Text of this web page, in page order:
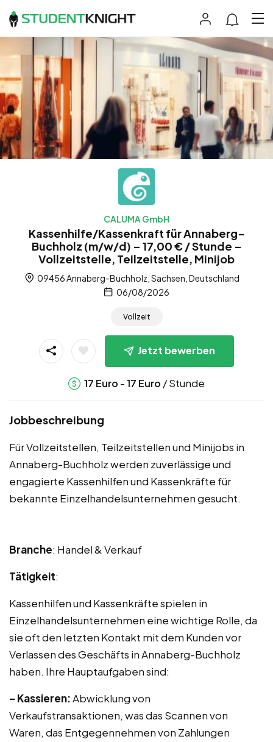
CALUMA GmbH
Kassenhilfe/Kassenkraft für Annaberg-
Buchholz (m/w/d) – 17,00 € / Stunde –
Vollzeitstelle, Teilzeitstelle, Minijob
09456 Annaberg-Buchholz, Sachsen, Deutschland
06/08/2026
Vollzeit
Jetzt bewerben
17 Euro -17 Euro / Stunde
Jobbeschreibung
Für Vollzeitstellen, Teilzeitstellen und Minijobs in
Annaberg-Buchholz werden zuverlässige und
engagierte Kassenhilfen und Kassenkräfte für
bekannte Einzelhandelsunternehmen gesucht.
Branche: Handel & Verkauf
Tätigkeit:
Kassenhilfen und Kassenkräfte spielen in
Einzelhandelsunternehmen eine wichtige Rolle, da
sie oft den letzten Kontakt mit dem Kunden vor
Verlassen des Geschäfts in Annaberg-Buchholz
haben. Ihre Hauptaufgaben sind:
– Kassieren:Abwicklung von
Verkaufstransaktionen, was das Scannen von
Waren, das Entgegennehmen von Zahlungen